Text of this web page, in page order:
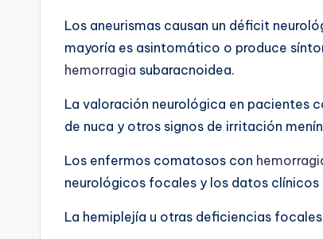
Los aneurismas causan un déficit
mayoría es asintomático o produce
hemorragia subaracnoidea.
La valoración neurológica en pacientes
de nuca y otros signos de irritación
Los enfermos comatosos con
neurológicos focales y los datos
La hemiplejía u otras deficiencias